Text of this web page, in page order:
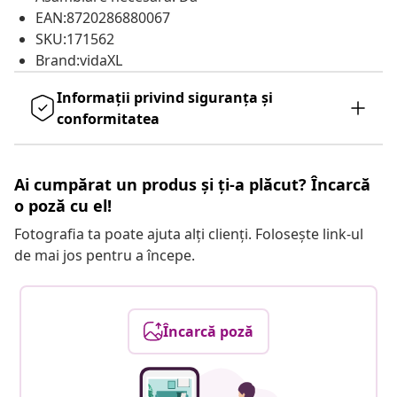
EAN:8720286880067
SKU:171562
Brand:vidaXL
Informații privind siguranța și
conformitatea
Ai cumpărat un produs și ți-a plăcut? Încarcă
o poză cu el!
Fotografia ta poate ajuta alți clienți. Folosește link-ul
de mai jos pentru a începe.
Încarcă poză